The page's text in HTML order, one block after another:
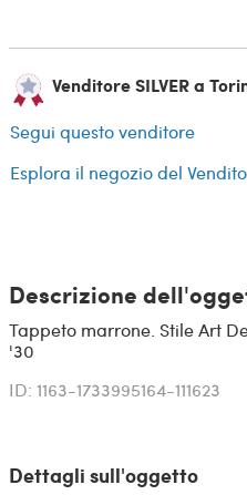
Venditore SILVER a
Segui questo venditore
Esplora il negozio del
Descrizione
Tappeto marrone. Stile Art
'30
ID: 1163-1733995164-111623
Dettagli sull'oggetto